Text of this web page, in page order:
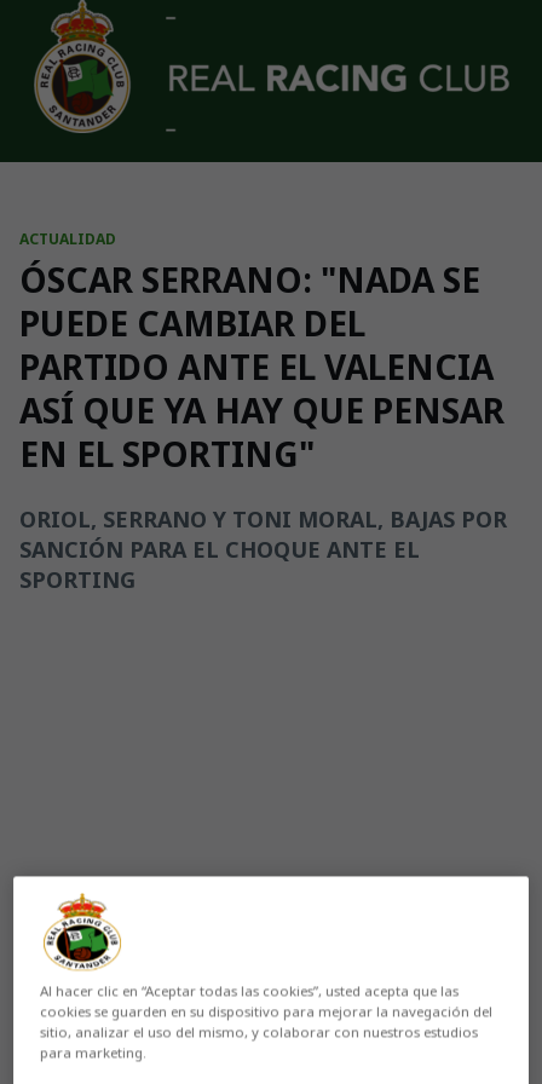
Skip to main content
ACTUALIDAD
ÓSCAR SERRANO: "NADA SE
PUEDE CAMBIAR DEL
PARTIDO ANTE EL VALENCIA
ASÍ QUE YA HAY QUE PENSAR
EN EL SPORTING"
ORIOL, SERRANO Y TONI MORAL, BAJAS POR
SANCIÓN PARA EL CHOQUE ANTE EL
SPORTING
Aún no hay reacciones. ¡Sé el primero!
Al hacer clic en “Aceptar todas las cookies”, usted acepta que las
cookies se guarden en su dispositivo para mejorar la navegación del
sitio, analizar el uso del mismo, y colaborar con nuestros estudios
para marketing.